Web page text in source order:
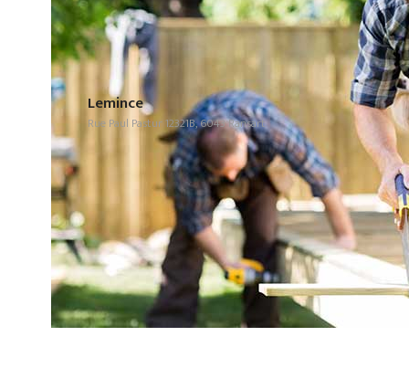
Lemince
Rue Paul Pastur 12321B, 6043 Ransart